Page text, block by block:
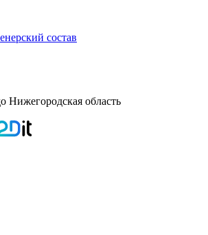
состав
Нижегородская область